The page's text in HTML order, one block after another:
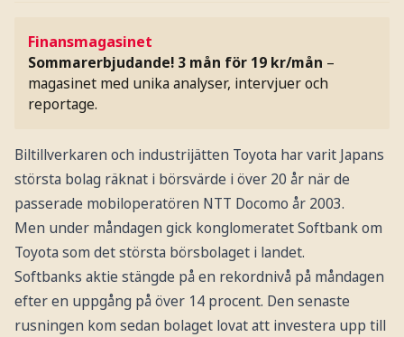
Finansmagasinet
Sommarerbjudande! 3 mån för 19 kr/mån –
magasinet med unika analyser, intervjuer och
reportage.
Biltillverkaren och industrijätten Toyota har varit Japans
största bolag räknat i börsvärde i över 20 år när de
passerade mobiloperatören NTT Docomo år 2003.
Men under måndagen gick konglomeratet Softbank om
Toyota som det största börsbolaget i landet.
Softbanks aktie stängde på en rekordnivå på måndagen
efter en uppgång på över 14 procent. Den senaste
rusningen kom sedan bolaget lovat att investera upp till